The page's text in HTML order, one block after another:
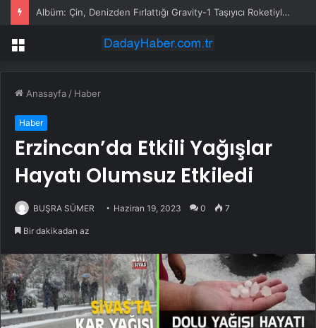
Albüm: Çin, Denizden Fırlattığı Gravity-1 Taşıyıcı Roketiyle Uzaya 9 Uydu Gönderdi
Menü
Anasayfa / Haber
Haber
Erzincan’da Etkili Yağışlar
Hayatı Olumsuz Etkiledi
BUŞRA SÜMER Haziran 19, 2023 0 7
Bir dakikadan az